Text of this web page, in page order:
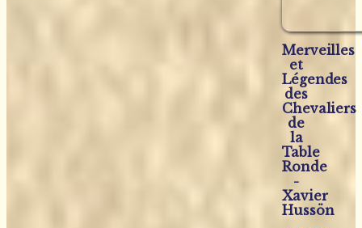
Merveilles
et
Légendes
des
Chevaliers
de
la
Table
Ronde
-
Xavier
Hussön